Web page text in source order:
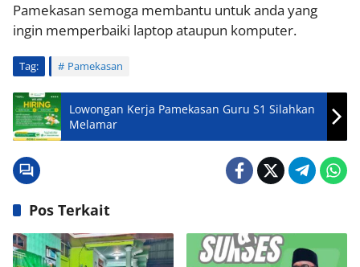
Pamekasan semoga membantu untuk anda yang
ingin memperbaiki laptop ataupun komputer.
Tag: Pamekasan
Lowongan Kerja Pamekasan Guru S1 Silahkan
Melamar
Pos Terkait